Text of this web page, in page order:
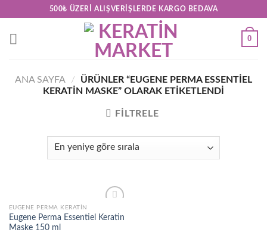
content
500₺ ÜZERI ALIŞVERIŞLERDE KARGO BEDAVA
0
ANA SAYFA /
ÜRÜNLER “EUGENE PERMA ESSENTIEL
KERATIN MASKE” OLARAK ETIKETLENDI
FILTRELE
Add to
wishlist
EUGENE PERMA KERATIN
Eugene Perma Essentiel Keratin
Maske 150 ml